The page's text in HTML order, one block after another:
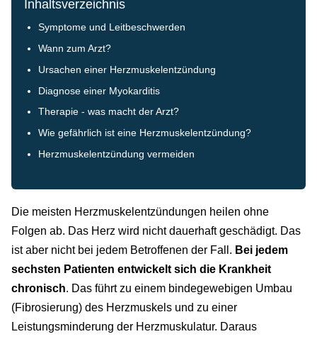
Inhaltsverzeichnis
Symptome und Leitbeschwerden
Wann zum Arzt?
Ursachen einer Herzmuskelentzündung
Diagnose einer Myokarditis
Therapie - was macht der Arzt?
Wie gefährlich ist eine Herzmuskelentzündung?
Herzmuskelentzündung vermeiden
Die meisten Herzmuskelentzündungen heilen ohne
Folgen ab. Das Herz wird nicht dauerhaft geschädigt. Das
ist aber nicht bei jedem Betroffenen der Fall. Bei jedem
sechsten Patienten entwickelt sich die Krankheit
chronisch. Das führt zu einem bindegewebigen Umbau
(Fibrosierung) des Herzmuskels und zu einer
Leistungsminderung der Herzmuskulatur. Daraus